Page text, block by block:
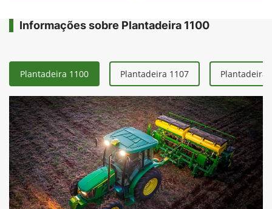
Informações sobre Plantadeira 1100
Plantadeira 1100 Plantadeira 1107 Plantadeira